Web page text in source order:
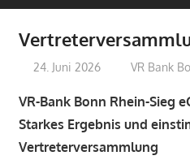
24. Juni 2026 treffpunkt
VR Bank
VR-Bank Bonn Rhein-Sieg
Starkes Ergebnis und
Vertreterversammlung